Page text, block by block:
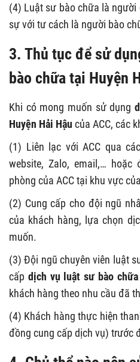
(4) Luật sư bào chữa là
sự với tư cách là người bào
3. Thủ tục để sử
bào chữa tại Huyện
Khi có mong muốn sử dụng
Huyện Hải Hậu của ACC, các
(1) Liên lạc với ACC qua
website, Zalo, email,…
phòng của ACC tại khu vực
(2) Cung cấp cho đội ngũ
của khách hàng, lựa chọn
muốn.
(3) Đội ngũ chuyên viên luật
cấp dịch vụ luật sư bào
khách hàng theo nhu cầu đã
(4) Khách hàng thực hiện
đồng cung cấp dịch vụ) trước